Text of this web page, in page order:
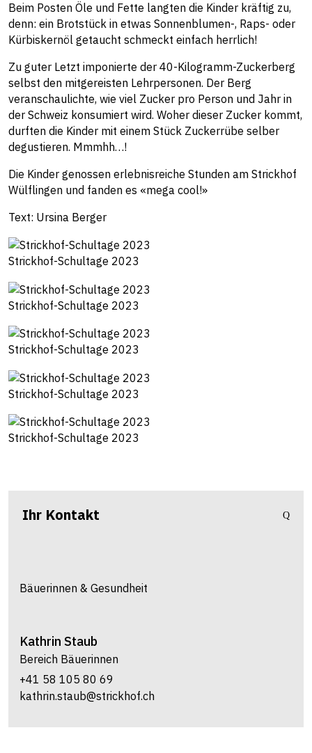
Beim Posten Öle und Fette langten die Kinder kräftig zu,
denn: ein Brotstück in etwas Sonnenblumen-, Raps- oder
Kürbiskernöl getaucht schmeckt einfach herrlich!
Zu guter Letzt imponierte der 40-Kilogramm-Zuckerberg
selbst den mitgereisten Lehrpersonen. Der Berg
veranschaulichte, wie viel Zucker pro Person und Jahr in
der Schweiz konsumiert wird. Woher dieser Zucker kommt,
durften die Kinder mit einem Stück Zuckerrübe selber
degustieren. Mmmhh…!
Die Kinder genossen erlebnisreiche Stunden am Strickhof
Wülflingen und fanden es «mega cool!»
Text: Ursina Berger
Strickhof-Schultage 2023
Strickhof-Schultage 2023
Strickhof-Schultage 2023
Strickhof-Schultage 2023
Strickhof-Schultage 2023
Ihr Kontakt
Bäuerinnen & Gesundheit
Kathrin Staub
Bereich Bäuerinnen
+41 58 105 80 69
kathrin.staub@strickhof.ch